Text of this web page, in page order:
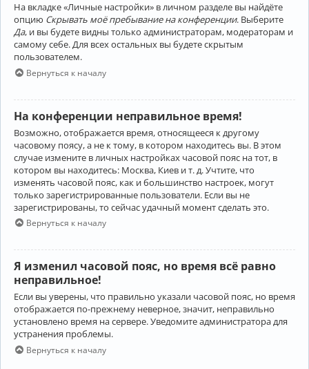
На вкладке «Личные настройки» в личном разделе вы найдёте
опцию Скрывать моё пребывание на конференции. Выберите
Да, и вы будете видны только администраторам, модераторам и
самому себе. Для всех остальных вы будете скрытым
пользователем.
Вернуться к началу
На конференции неправильное время!
Возможно, отображается время, относящееся к другому
часовому поясу, а не к тому, в котором находитесь вы. В этом
случае измените в личных настройках часовой пояс на тот, в
котором вы находитесь: Москва, Киев и т. д. Учтите, что
изменять часовой пояс, как и большинство настроек, могут
только зарегистрированные пользователи. Если вы не
зарегистрированы, то сейчас удачный момент сделать это.
Вернуться к началу
Я изменил часовой пояс, но время всё равно
неправильное!
Если вы уверены, что правильно указали часовой пояс, но время
отображается по-прежнему неверное, значит, неправильно
установлено время на сервере. Уведомите администратора для
устранения проблемы.
Вернуться к началу